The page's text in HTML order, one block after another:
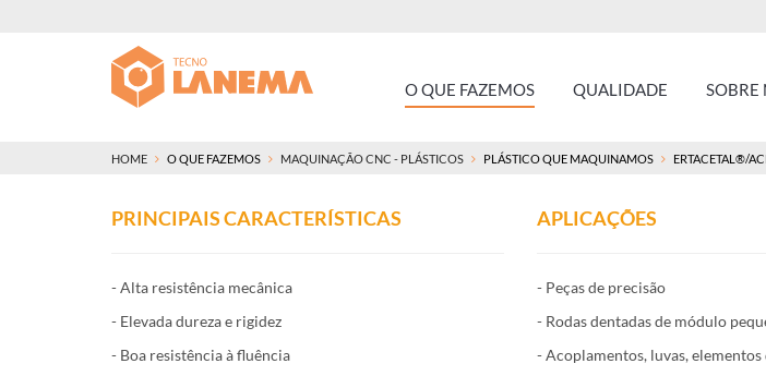
O QUE FAZEMOS QUALIDADE SOBRE
HOME O QUE FAZEMOS MAQUINAÇÃO CNC - PLÁSTICOS PLÁSTICO QUE MAQUINAMOS ERTACETAL®/
PRINCIPAIS CARACTERÍSTICAS
- Alta resistência mecânica
- Elevada dureza e rigidez
- Boa resistência à fluência
APLICAÇÕES
- Peças de precisão
- Rodas dentadas de módulo
- Acoplamentos, luvas, elementos